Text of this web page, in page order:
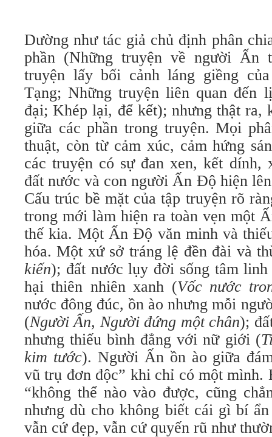
Dường như tác giả chủ định phân
phần (Những truyện về người Ấn
truyện lấy bối cảnh láng giềng
Tạng; Những truyện liên quan đến
đại; Khép lại, để kết); nhưng thật ra,
giữa các phần trong truyện. Mọi
thuật, còn từ cảm xúc, cảm hứng
các truyện có sự đan xen, kết dính,
đất nước và con người Ấn Độ hiện
Cấu trúc bề mặt của tập truyện rõ
trong mới làm hiện ra toàn vẹn một
thế kia. Một Ấn Độ văn minh và
hóa. Một xứ sở tráng lệ đền đài và
kiến); đất nước lụy đời sống tâm
hại thiên nhiên xanh (Vốc nước
nước đông đúc, ồn ào nhưng mỗi
(Người Ấn, Người đứng một chân);
nhưng thiếu bình đẳng với nữ giới (
kim tước). Người Ấn ồn ào giữa
vũ trụ đơn độc” khi chỉ có một mình.
“không thể nào vào được, cũng
nhưng dù cho không biết cái gì bí
vẫn cứ đẹp, vẫn cứ quyến rũ như